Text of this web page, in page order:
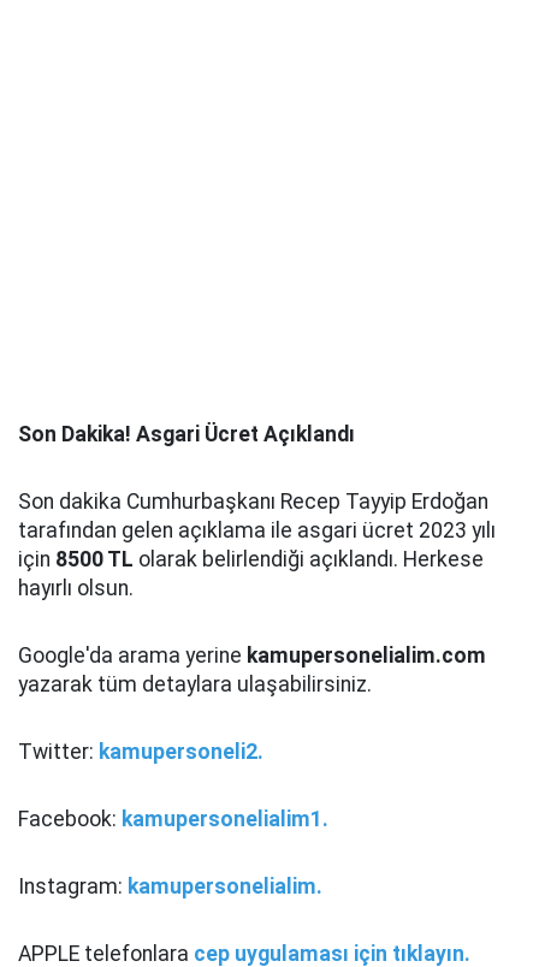
Son Dakika! Asgari Ücret Açıklandı
Son dakika Cumhurbaşkanı Recep Tayyip Erdoğan
tarafından gelen açıklama ile asgari ücret 2023 yılı
için 8500 TL olarak belirlendiği açıklandı. Herkese
hayırlı olsun.
Google'da arama yerine kamupersonelialim.com
yazarak tüm detaylara ulaşabilirsiniz.
Twitter: kamupersoneli2.
Facebook: kamupersonelialim1.
Instagram: kamupersonelialim.
APPLE telefonlara cep uygulaması için tıklayın.